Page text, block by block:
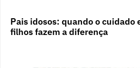
Pais idosos: quando o cuidado
filhos fazem a diferença